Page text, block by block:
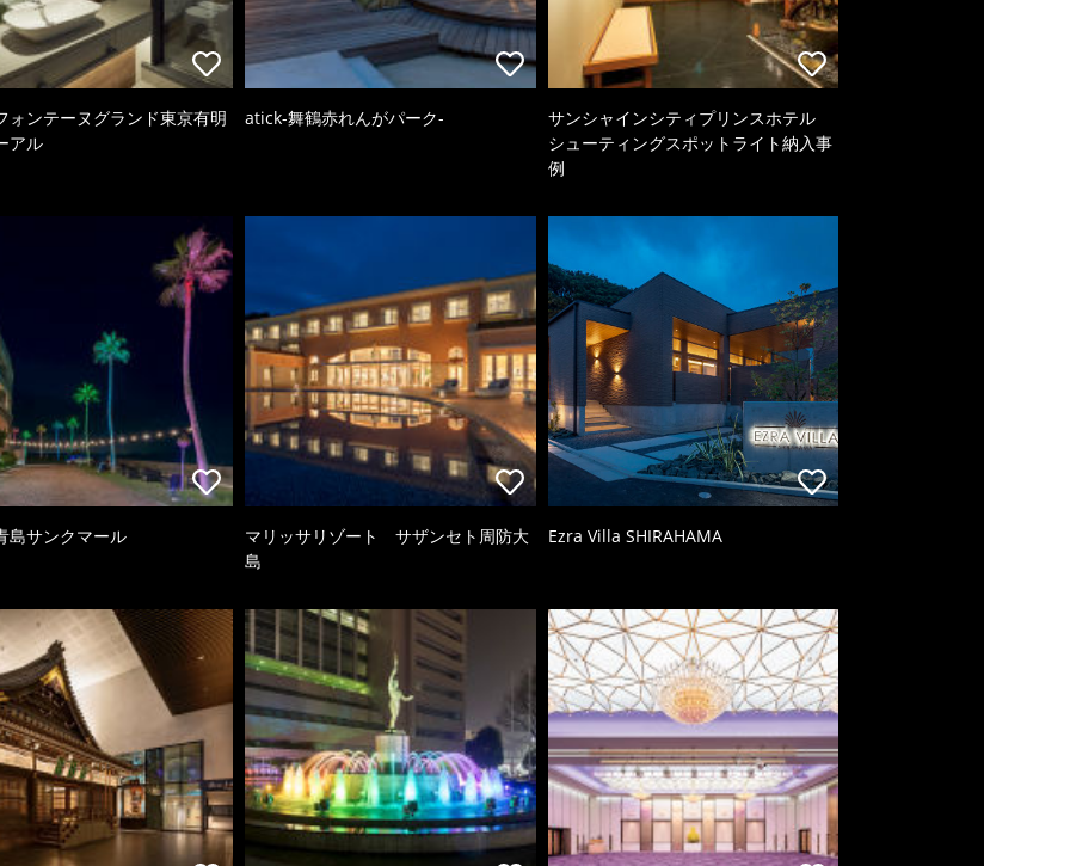
ォンテーヌグランド東京有明
アル
atick-舞鶴赤れんがパーク-
サンシャインシティプリンスホテル
シューティングスポットライト納入事
例
島サンクマール
マリッサリゾート サザンセト周防大
島
Ezra Villa SHIRAHAMA